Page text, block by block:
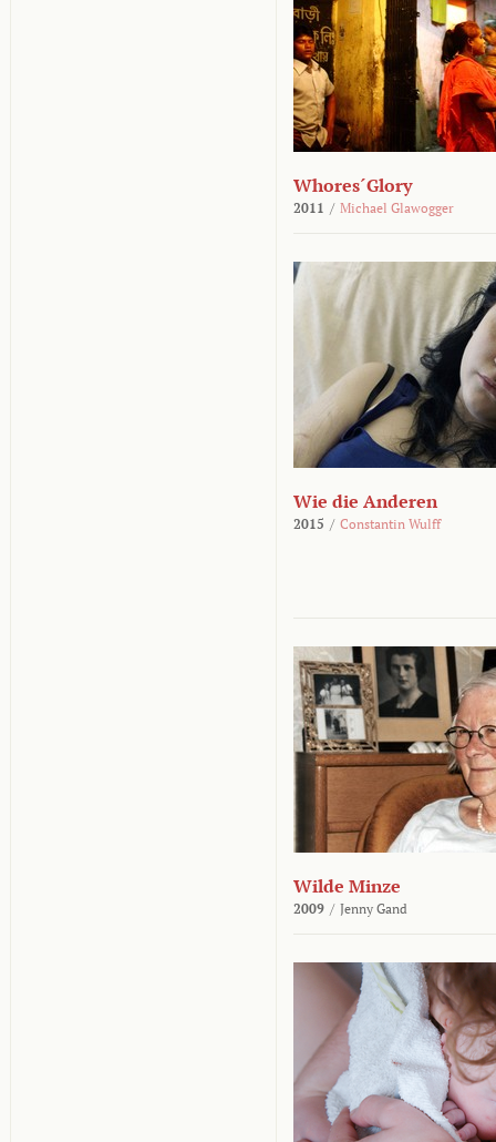
Whores´Glory
2011 / Michael Glawogger
Wie die Anderen
2015 / Constantin Wulff
Wilde Minze
2009 / Jenny Gand